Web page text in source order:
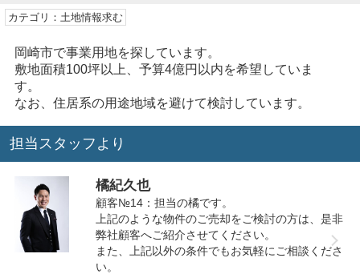
カテゴリ：土地情報求む
岡崎市で事業用地を探しています。
敷地面積100坪以上、予算4億円以内を希望していま
す。
なお、住居系の用途地域を避けて検討しています。
担当スタッフより
橘紀久也
顧客№14：担当の橘です。
上記のような物件のご売却をご検討の方は、是非
弊社顧客へご紹介させてください。
また、上記以外の条件でもお気軽にご相談くださ
い。